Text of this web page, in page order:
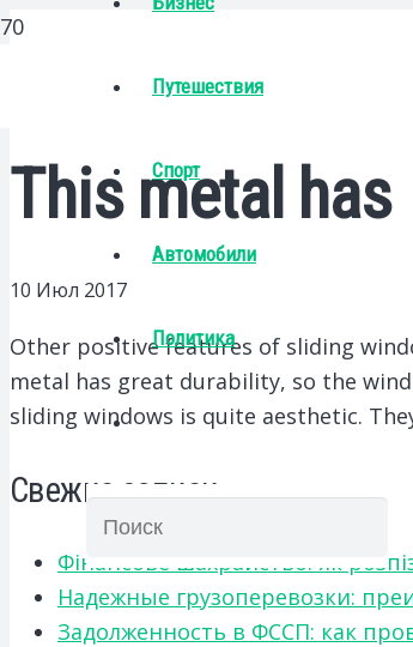
Путешествия
Спорт
Автомобили
Политика
This metal has
10 Июл 2017
Other positive features of sliding
metal has great durability, so the
sliding windows is quite aesthetic.
Свежие записи
Фінансове шахрайство: як
Надежные грузоперевозки:
Задолженность в ФССП: как